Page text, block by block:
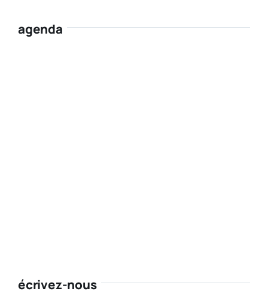
agenda
écrivez-nous